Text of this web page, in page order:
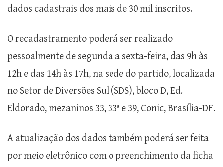
dados cadastrais dos mais de 30 mil inscritos.
O recadastramento poderá ser realizado
pessoalmente de segunda a sexta-feira, das 9h às
12h e das 14h às 17h, na sede do partido, localizada
no Setor de Diversões Sul (SDS), bloco D, Ed.
Eldorado, mezaninos 33, 33ª e 39, Conic, Brasília-DF.
A atualização dos dados também poderá ser feita
por meio eletrônico com o preenchimento da ficha